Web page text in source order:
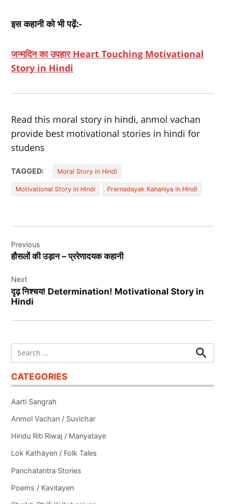
इस कहानी को भी पढ़ें:-
जन्मदिन का उपहार Heart Touching Motivational
Story in Hindi
Read this moral story in hindi, anmol vachan
provide best motivational stories in hindi for
studens
TAGGED: Moral Story in Hindi
Motivational Story in Hindi Prernadayak Kahaniya in Hindi
navigation
Previous
हौसलों की उड़ान – प्ररेणादयक कहानी
Next
दृढ़ निश्‍चय! Determination! Motivational Story in
Hindi
Search
for:
Search
CATEGORIES
Aarti Sangrah
Anmol Vachan / Suvichar
Hindu Riti Riwaj / Manyataye
Lok Kathayen / Folk Tales
Panchatantra Stories
Poems / Kavitayen